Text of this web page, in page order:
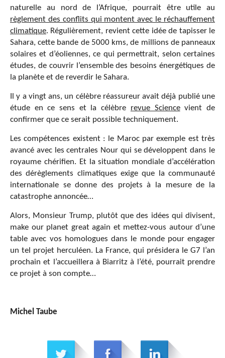
naturelle au nord de l’Afrique, pourrait être utile au
règlement des conflits qui montent avec le réchauffement
climatique. Régulièrement, revient cette idée de tapisser le
Sahara, cette bande de 5000 kms, de millions de panneaux
solaires et d’éoliennes, ce qui permettrait, selon certaines
études, de couvrir l’ensemble des besoins énergétiques de
la planète et de reverdir le Sahara.
Il y a vingt ans, un célèbre réassureur avait déjà publié une
étude en ce sens et la célèbre revue Sciencevient de
confirmer que ce serait possible techniquement.
Les compétences existent : le Maroc par exemple est très
avancé avec les centrales Nour qui se développent dans le
royaume chérifien. Et la situation mondiale d’accélération
des dérèglements climatiques exige que la communauté
internationale se donne des projets à la mesure de la
catastrophe annoncée…
Alors, Monsieur Trump, plutôt que des idées qui divisent,
make our planet great again et mettez-vous autour d’une
table avec vos homologues dans le monde pour engager
un tel projet herculéen. La France, qui présidera le G7 l’an
prochain et l’accueillera à Biarritz à l’été, pourrait prendre
ce projet à son compte…
Michel Taube